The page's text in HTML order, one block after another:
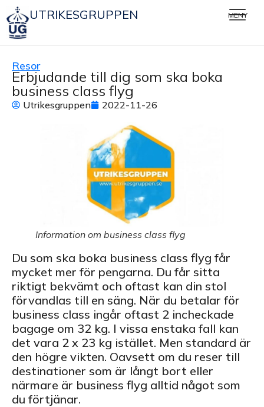
UTRIKESGRUPPEN MENY
Resor
Erbjudande till dig som ska boka
business class flyg
Utrikesgruppen 2022-11-26
Information om business class flyg
Du som ska boka business class flyg får
mycket mer för pengarna. Du får sitta
riktigt bekvämt och oftast kan din stol
förvandlas till en säng. När du betalar för
business class ingår oftast 2 incheckade
bagage om 32 kg. I vissa enstaka fall kan
det vara 2 x 23 kg istället. Men standard är
den högre vikten. Oavsett om du reser till
destinationer som är långt bort eller
närmare är business flyg alltid något som
du förtjänar.